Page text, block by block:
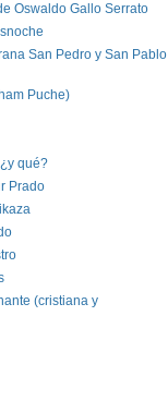
Oswaldo Gallo Serrato
San Pedro y San Pablo
Puche)
qué?
Prado
(cristiana y